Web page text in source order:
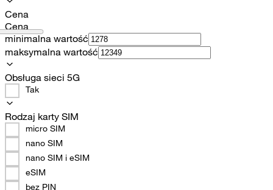
Cena
Cena
minimalna wartość
maksymalna wartość
Obsługa sieci 5G
Tak
Rodzaj karty SIM
micro SIM
nano SIM
nano SIM i eSIM
eSIM
bez PIN